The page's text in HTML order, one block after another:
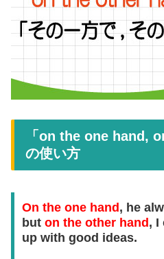
「on the one hand,
の使い方
On the one hand , he
but on the other hand , I
up with good ideas.